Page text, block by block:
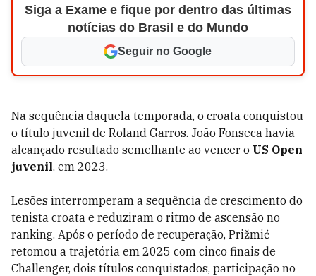
Siga a Exame e fique por dentro das últimas
notícias do Brasil e do Mundo
Seguir no Google
Na sequência daquela temporada, o croata conquistou
o título juvenil de Roland Garros. João Fonseca havia
alcançado resultado semelhante ao vencer o US Open
juvenil, em 2023.
Lesões interromperam a sequência de crescimento do
tenista croata e reduziram o ritmo de ascensão no
ranking. Após o período de recuperação, Prižmić
retomou a trajetória em 2025 com cinco finais de
Challenger, dois títulos conquistados, participação no